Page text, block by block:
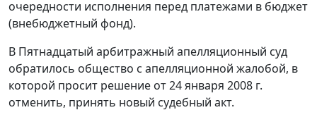
очередности исполнения перед платежами в бюджет
(внебюджетный фонд).
В Пятнадцатый арбитражный апелляционный суд
обратилось общество с апелляционной жалобой, в
которой просит решение от 24 января 2008 г.
отменить, принять новый судебный акт.